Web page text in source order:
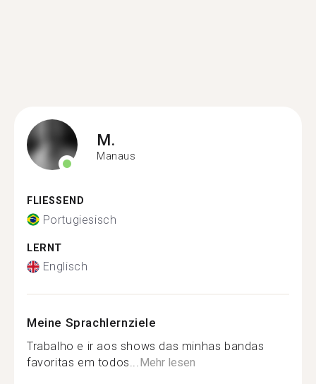
M.
Manaus
FLIESSEND
Portugiesisch
LERNT
Englisch
Meine Sprachlernziele
Trabalho e ir aos shows das minhas bandas
favoritas em todos...Mehr lesen